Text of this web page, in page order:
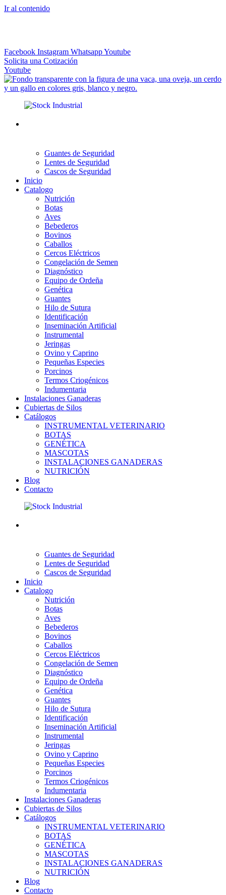
Ir al contenido
Facebook Instagram WhatsappYoutube
Solicita una Cotización
Youtube
Guantes de Seguridad
Lentes de Seguridad
Cascos de Seguridad
Inicio
Catalogo
Nutrición
Botas
Aves
Bebederos
Bovinos
Caballos
Cercos Eléctricos
Congelación de Semen
Diagnóstico
Equipo de Ordeña
Genética
Guantes
Hilo de Sutura
Identificación
Inseminación Artificial
Instrumental
Jeringas
Ovino y Caprino
Pequeñas Especies
Porcinos
Termos Criogénicos
Indumentaria
Instalaciones Ganaderas
Cubiertas de Silos
Catálogos
INSTRUMENTAL VETERINARIO
BOTAS
GENÉTICA
MASCOTAS
INSTALACIONES GANADERAS
NUTRICIÓN
Blog
Contacto
Guantes de Seguridad
Lentes de Seguridad
Cascos de Seguridad
Inicio
Catalogo
Nutrición
Botas
Aves
Bebederos
Bovinos
Caballos
Cercos Eléctricos
Congelación de Semen
Diagnóstico
Equipo de Ordeña
Genética
Guantes
Hilo de Sutura
Identificación
Inseminación Artificial
Instrumental
Jeringas
Ovino y Caprino
Pequeñas Especies
Porcinos
Termos Criogénicos
Indumentaria
Instalaciones Ganaderas
Cubiertas de Silos
Catálogos
INSTRUMENTAL VETERINARIO
BOTAS
GENÉTICA
MASCOTAS
INSTALACIONES GANADERAS
NUTRICIÓN
Blog
Contacto